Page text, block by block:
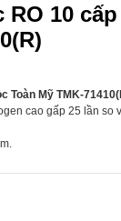
10
Toàn Mỹ TMK-
cao gấp 25 lần so